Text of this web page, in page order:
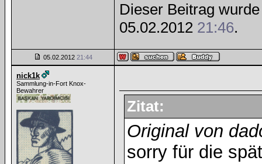
Dieser Beitrag
05.02.2012 21:46.
05.02.2012 21:44
nick1k
Sammlung-in-Fort Knox-
Bewahrer
Zitat:
Original von
sorry für die